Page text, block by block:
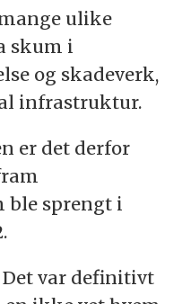
ulike
skum i
og skadeverk,
infrastruktur.
er det derfor
ble sprengt i
Det var definitivt